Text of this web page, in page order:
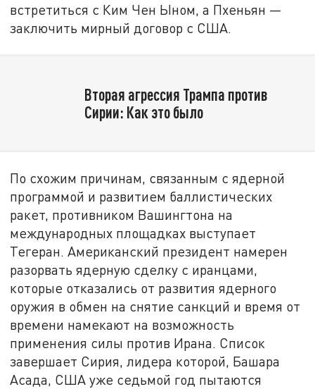
встретиться с Ким Чен Ыном, а Пхеньян —
заключить мирный договор с США.
Вторая агрессия Трампа против
Сирии: Как это было
По схожим причинам, связанным с ядерной
программой и развитием баллистических
ракет, противником Вашингтона на
международных площадках выступает
Тегеран. Американский президент намерен
разорвать ядерную сделку с иранцами,
которые отказались от развития ядерного
оружия в обмен на снятие санкций и время от
времени намекают на возможность
применения силы против Ирана. Список
завершает Сирия, лидера которой, Башара
Асада, США уже седьмой год пытаются